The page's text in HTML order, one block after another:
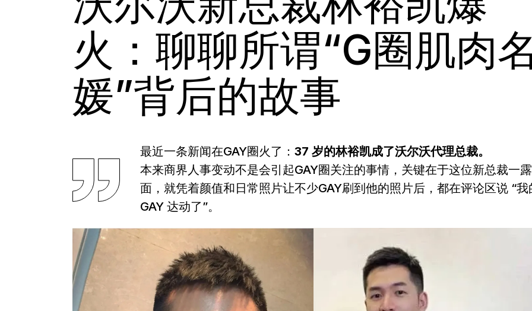
火：聊聊所谓“G圈肌肉
媛”背后的故事
最近一条新闻在GAY圈火了： 37 岁的林裕凯成了沃尔沃代理总裁。
本来商界人事变动不是会引起GAY圈关注的事情，关键在于这位新总裁一露
面，就凭着颜值和日常照片让不少GAY刷到他的照片后，都在评论区说 “我
GAY 达动了”。